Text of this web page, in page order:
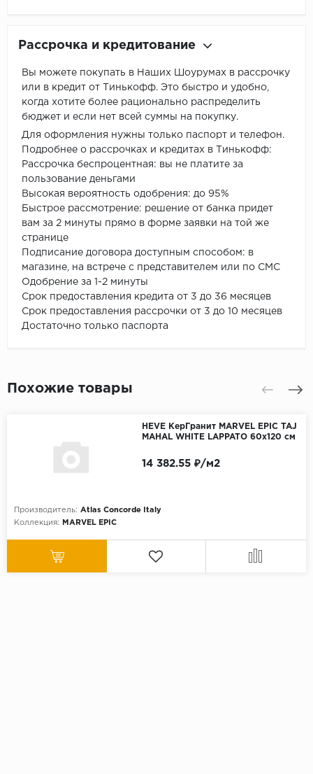
Рассрочка и кредитование
Вы можете покупать в Наших Шоурумах в рассрочку
или в кредит от Тинькофф. Это быстро и удобно,
когда хотите более рационально распределить
бюджет и если нет всей суммы на покупку.
Для оформления нужны только паспорт и телефон.
Подробнее о рассрочках и кредитах в Тинькофф:
Рассрочка беспроцентная: вы не платите за
пользование деньгами
Высокая вероятность одобрения: до 95%
Быстрое рассмотрение: решение от банка придет
вам за 2 минуты прямо в форме заявки на той же
странице
Подписание договора доступным способом: в
магазине, на встрече с представителем или по СМС
Одобрение за 1-2 минуты
Срок предоставления кредита от 3 до 36 месяцев
Срок предоставления рассрочки от 3 до 10 месяцев
Достаточно только паспорта
Похожие товары
HEVE КерГранит MARVEL EPIC TAJ
MAHAL WHITE LAPPATO 60x120 см
Производитель: Atlas Concorde Italy
Коллекция:
MARVEL EPIC
14 382.55 ₽/м2